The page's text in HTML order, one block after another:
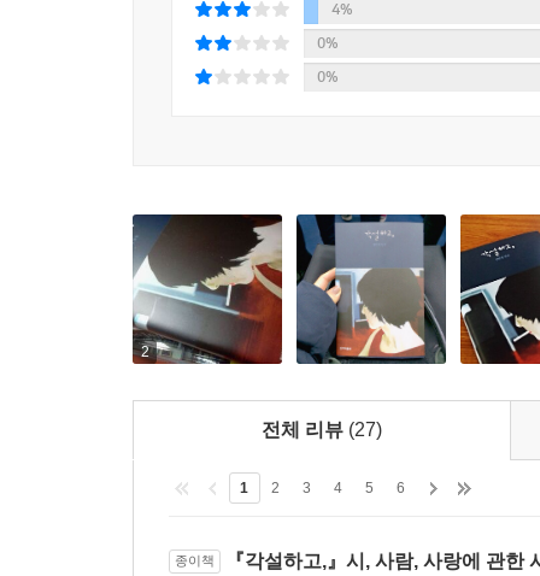
완전한 사육이란 없지
지금껏 모르고 산 일
이런 ‘들'
그런 줄? 그럴 줄!
사랑은 취미가 아니잖아요
사랑한다면 이들처럼
이거 다예요
언제까지나 입맞춤 중일 사람들
지도에 없는 생을 가리키는 것, 여행
철수의 짝 영희, 영희의 짝 철수
여보라는 아름다운 재료
사랑이 오리
훗날 누군가에게 시로 남을 수 있는 존재로 살아가
허무로 삶이 무너지지 않도록
시절의 정서부터 전공을 소설에서 시로 바꾸고 시
어느 날 누구 씨, 하기에 뒤돌아보니 글쎄 시라
제안했고 시와 나의 놀이는 시작부터가 난장질이
나는 시라는 어떤 강박에서 조금은 자유로워
밤을 지새워야 했던가요. 어김없이 창밖으로
있었지……만 내게 절실하지 않은 건 엄살에 불과
통과해가는 만물의 심박동에만 귀 기울여나갔
시를 보는 사람들의 오만을 오판 삼아 나는 그
4%
0%
0%
2
전체 리뷰 (27)
1 2 3 4 5 6
종이책 『각설하고,』시, 사람, 사랑에 관한